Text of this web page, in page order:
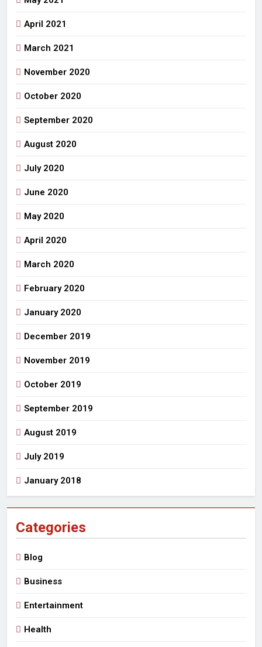
April 2021
March 2021
November 2020
October 2020
September 2020
August 2020
July 2020
June 2020
May 2020
April 2020
March 2020
February 2020
January 2020
December 2019
November 2019
October 2019
September 2019
August 2019
July 2019
January 2018
Categories
Blog
Business
Entertainment
Health